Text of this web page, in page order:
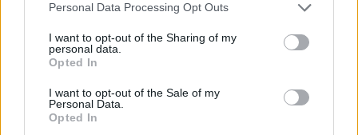
Personal Data Processing Opt Outs
I want to opt-out of the Sharing of my
personal data.
Opted In
I want to opt-out of the Sale of my
Personal Data.
Opted In
gomas o juntas de puertas y portón. Si estuvieran resecas el
simple hecho de torsión de la carrocería en puertas y portón
sería el causante de dichos sonidos.
por el contrario el sonido generado por supuesto es más ruidoso.
Ya que tocará elevar el vehículo comprueba si el silencioso
trasero tuviera algún orificio por causa de oxido o estuviera